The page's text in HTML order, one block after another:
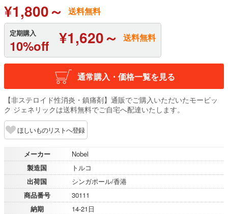
¥1,800～ 送料無料
定期購入
10%off ¥1,620～ 送料無料
通常購入・価格一覧を見る
【非ステロイド性消炎・鎮痛剤】通販でご購入いただいたモービッ
ク ジェネリックは送料無料でご自宅へ配達いたします。
ほしいものリストへ登録
メーカー
Nobel
製造国
トルコ
出荷国
シンガポール/香港
商品番号
30111
納期
14-21日